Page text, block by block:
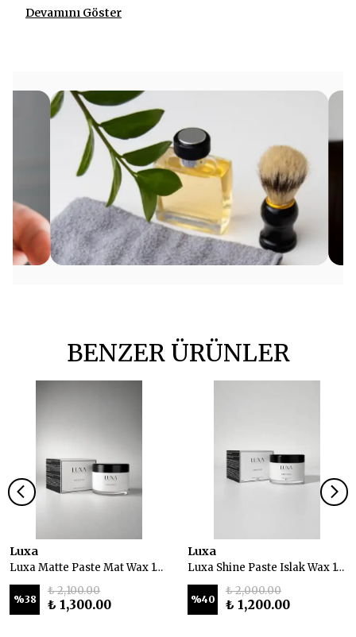
Devamını Göster
BENZER ÜRÜNLER
Luxa
Luxa Matte Paste Mat Wax 100 ml
%38
₺ 2,100.00
₺ 1,300.00
Luxa
Luxa Shine Paste Islak Wax 100 ml
%40
₺ 2,000.00
₺ 1,200.00